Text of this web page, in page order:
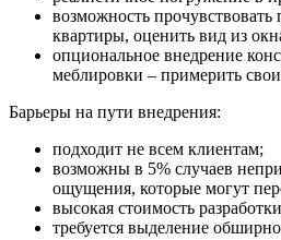
возможность прочувствовать
квартиры, оценить вид из
опциональное внедрение
меблировки – примерить
Барьеры на пути внедрения:
подходит не всем клиентам;
возможны в 5% случаев
ощущения, которые могут
высокая стоимость
требуется выделение